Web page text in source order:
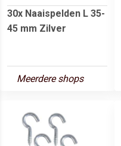
30x Naaispelden L 35-
45 mm Zilver
Meerdere shops